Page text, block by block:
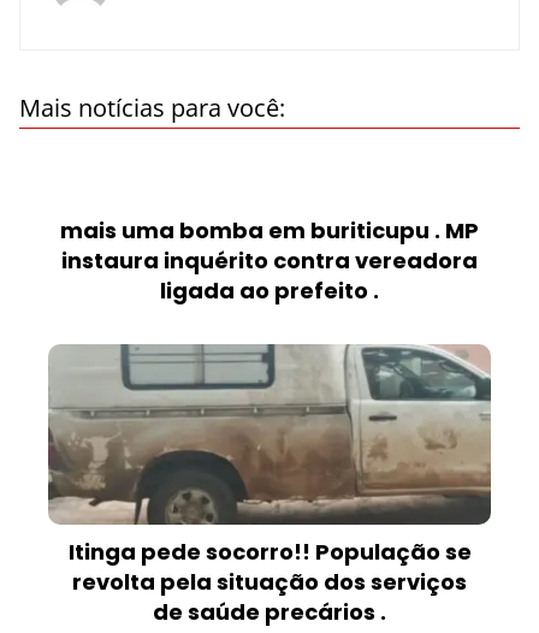
Mais notícias para você:
mais uma bomba em buriticupu . MP
instaura inquérito contra vereadora
ligada ao prefeito .
Itinga pede socorro!! População se
revolta pela situação dos serviços
de saúde precários .